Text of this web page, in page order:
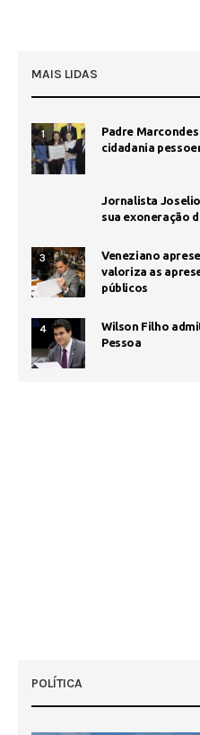
MAIS LIDAS
1
Padre
cidadania
Jornalista
sua exoneração
3
Veneziano
valoriza as
públicos
4
Wilson Filho
Pessoa
POLÍTICA